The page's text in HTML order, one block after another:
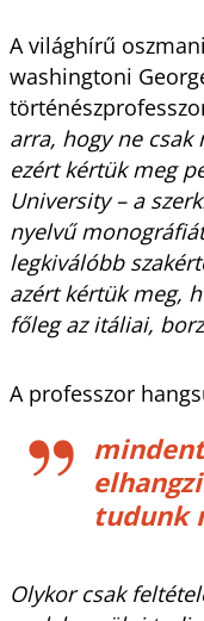
A világhírű
washingtoni
arra, hogy ne csak
ezért kértük meg
University – a
nyelvű
legkiválóbb
azért kértük meg,
főleg az itáliai,
A professzor
tudunk
Olykor csak